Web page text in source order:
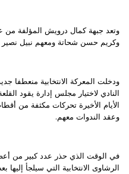
وتعد جبهة كمال درويش المؤلفة من
وكريم حسن شحاتة ومعهم نبيل نصير
ودخلت المعركة الانتخابية منعطفا
الأيام الأخيرة تحركات مكثفة من
وعقد الندوات معهم.
في الوقت الذي حذر عدد كبير من
الرشاوى الانتخابية التي سيلجأ